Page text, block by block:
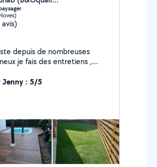
de l arrosage
synthétique ou naturel,
ou souples , débroussaillage
Je possède l
à la personne.
Jenny : 5/5